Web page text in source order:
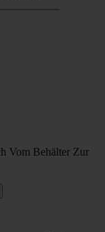
Vom Behälter Zur